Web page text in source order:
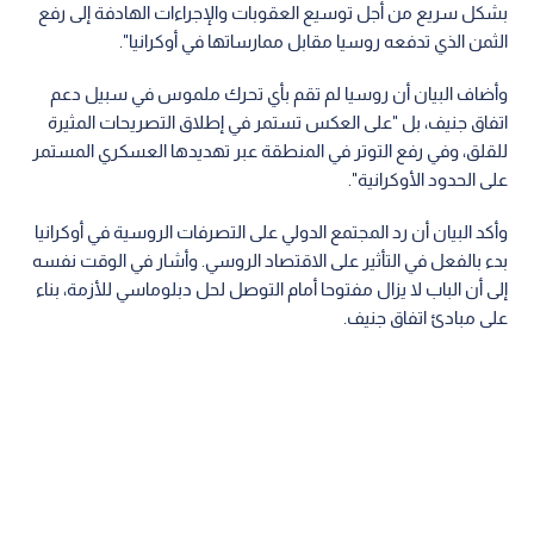
بشكل سريع من أجل توسيع العقوبات والإجراءات الهادفة إلى رفع
الثمن الذي تدفعه روسيا مقابل ممارساتها في أوكرانيا".
وأضاف البيان أن روسيا لم تقم بأي تحرك ملموس في سبيل دعم
اتفاق جنيف، بل "على العكس تستمر في إطلاق التصريحات المثيرة
للقلق، وفي رفع التوتر في المنطقة عبر تهديدها العسكري المستمر
على الحدود الأوكرانية".
وأكد البيان أن رد المجتمع الدولي على التصرفات الروسية في أوكرانيا
بدء بالفعل في التأثير على الاقتصاد الروسي. وأشار في الوقت نفسه
إلى أن الباب لا يزال مفتوحا أمام التوصل لحل دبلوماسي للأزمة، بناء
على مبادئ اتفاق جنيف.